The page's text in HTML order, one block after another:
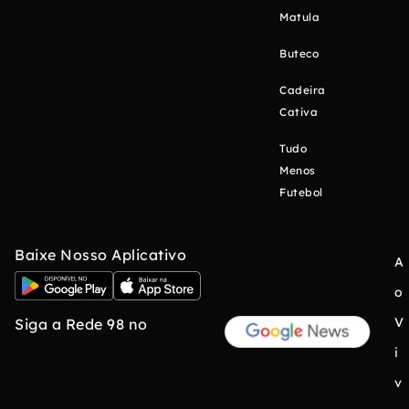
Matula
Buteco
Cadeira
Cativa
Tudo
Menos
Futebol
Baixe Nosso Aplicativo
Siga a Rede 98 no
A
o
V
i
v